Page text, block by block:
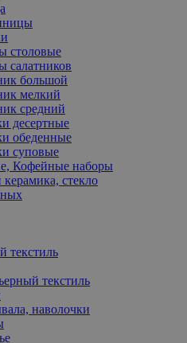
столовые
салатников
большой
мелкий
средний
десертные
обеденные
суповые
Кофейные наборы
стекло
текстиль
текстиль
наволочки